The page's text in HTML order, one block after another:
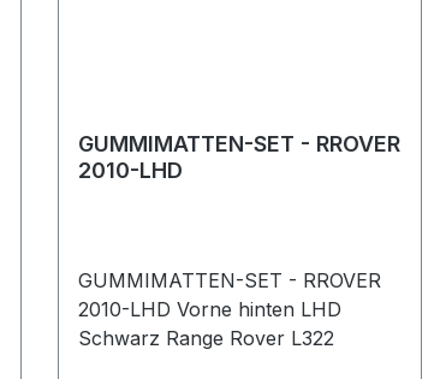
GUMMIMATTEN-SET - RROVER
2010-LHD
GUMMIMATTEN-SET - RROVER
2010-LHD Vorne hinten LHD
Schwarz Range Rover L322